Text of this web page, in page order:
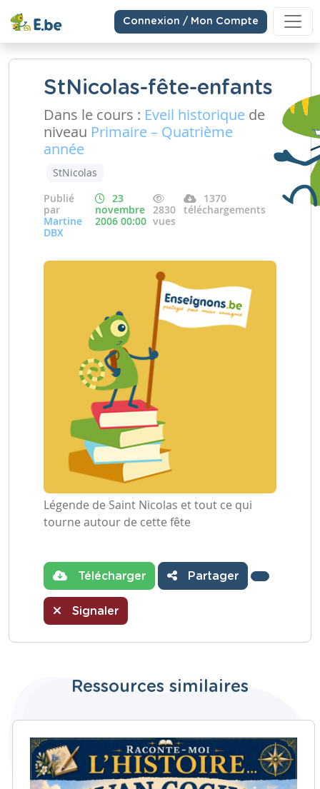
Connexion / Mon Compte
StNicolas-fête-enfants
Dans le cours : Eveil historique de
niveau Primaire – Quatrième
année
StNicolas
Publié
par
Martine
DBX
23
novembre
2006 00:00
2830
vues
1370
téléchargements
Légende de Saint Nicolas et tout ce qui
tourne autour de cette fête
Télécharger Partager
Signaler
Ressources similaires